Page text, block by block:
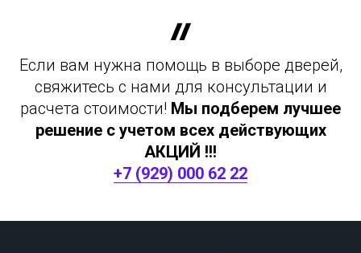
Если вам нужна помощь в выборе дверей,
свяжитесь с нами для консультации и
расчета стоимости! Мы подберем лучшее
решение с учетом всех действующих
АКЦИЙ !!!
+7 (929) 000 62 22